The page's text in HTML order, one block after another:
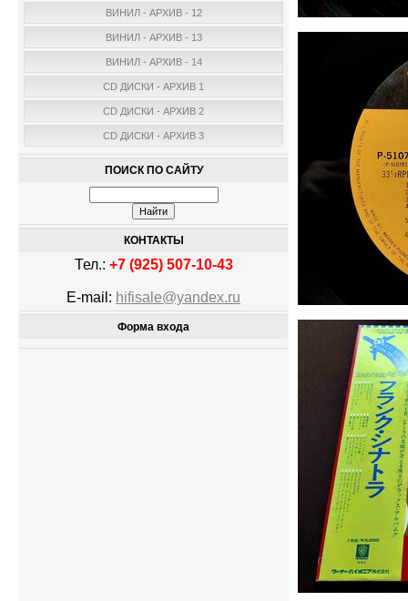
ВИНИЛ - АРХИВ - 12
ВИНИЛ - АРХИВ - 13
ВИНИЛ - АРХИВ - 14
CD ДИСКИ - АРХИВ 1
CD ДИСКИ - АРХИВ 2
CD ДИСКИ - АРХИВ 3
ПОИСК ПО САЙТУ
КОНТАКТЫ
Тел.: +7 (925) 507-10-43
E-mail: hifisale@yandex.ru
Форма входа